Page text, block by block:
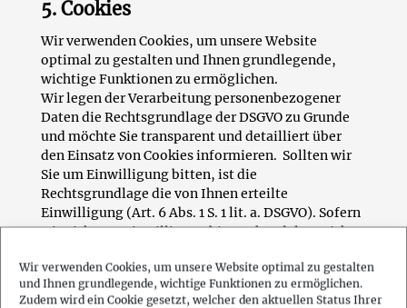
Wir verwenden Cookies, um unsere Website optimal zu gestalten
und Ihnen grundlegende, wichtige Funktionen zu ermöglichen.
Zudem wird ein Cookie gesetzt, welcher den aktuellen Status Ihrer
5. Cookies
Wir verwenden Cookies, um unsere Website
optimal zu gestalten und Ihnen grundlegende,
wichtige Funktionen zu ermöglichen.
Wir legen der Verarbeitung personenbezogener
Daten die Rechtsgrundlage der DSGVO zu Grunde
und möchte Sie transparent und detailliert über
den Einsatz von Cookies informieren. Sollten wir
Sie um Einwilligung bitten, ist die
Rechtsgrundlage die von Ihnen erteilte
Einwilligung (Art. 6 Abs. 1 S. 1 lit. a. DSGVO). Sofern
wir nicht um Einwilligung bitten, handelt es sich
berechtigtem Interesse (Art. 6 Abs. 1 S. 1 lit. f.
DSGVO) gesetzt werden dürfen.